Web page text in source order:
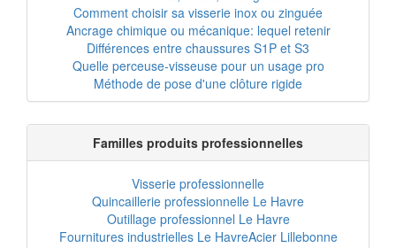
Comment choisir sa visserie inox ou zinguée
Ancrage chimique ou mécanique: lequel retenir
Différences entre chaussures S1P et S3
Quelle perceuse-visseuse pour un usage pro
Méthode de pose d'une clôture rigide
Familles produits professionnelles
Visserie professionnelle
Quincaillerie professionnelle Le Havre
Outillage professionnel Le Havre
Fournitures industrielles Le HavreAcier Lillebonne